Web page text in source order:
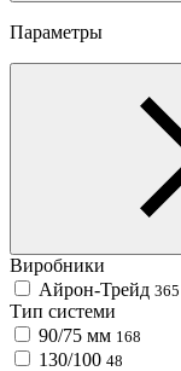
Параметры
Виробники
Айрон-Трейд 365
Тип системи
90/75 мм 168
130/100 48